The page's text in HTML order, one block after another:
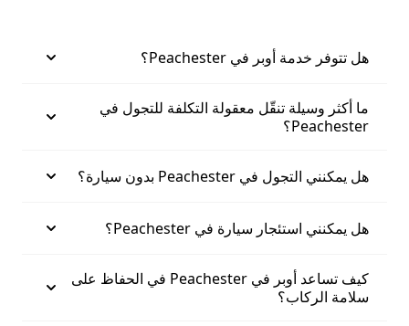
هل تتوفر خدمة أوبر في Peachester؟
ما أكثر وسيلة تنقّل معقولة التكلفة للتجول في
Peachester؟
هل يمكنني التجول في Peachester بدون سيارة؟
هل يمكنني استئجار سيارة في Peachester؟
كيف تساعد أوبر في Peachester في الحفاظ على
سلامة الركاب؟